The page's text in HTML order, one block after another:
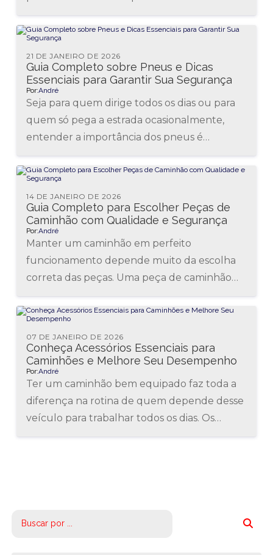
Guia Completo sobre Pneus e Dicas
Essenciais para Garantir Sua Segurança
21 DE JANEIRO DE 2026
Por:André
Seja para quem dirige todos os dias ou para
quem só pega a estrada ocasionalmente,
entender a importância dos pneus é
Guia Completo para Escolher Peças de
Caminhão com Qualidade e Segurança
14 DE JANEIRO DE 2026
Por:André
Manter um caminhão em perfeito
funcionamento depende muito da escolha
correta das peças. Uma peça de caminhão
segurança, mas...
Conheça Acessórios Essenciais para
Caminhões e Melhore Seu Desempenho
07 DE JANEIRO DE 2026
Por:André
Ter um caminhão bem equipado faz toda a
diferença na rotina de quem depende desse
veículo para trabalhar todos os dias. Os